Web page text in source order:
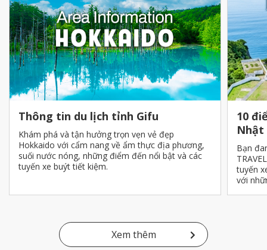
Thông tin du lịch tỉnh Gifu
Khám phá và tận hưởng trọn vẹn vẻ đẹp
Hokkaido với cẩm nang về ẩm thực địa phương,
suối nước nóng, những điểm đến nổi bật và các
tuyến xe buýt tiết kiệm.
10
Nhật
Bạn
tuyến
với
Xem thêm